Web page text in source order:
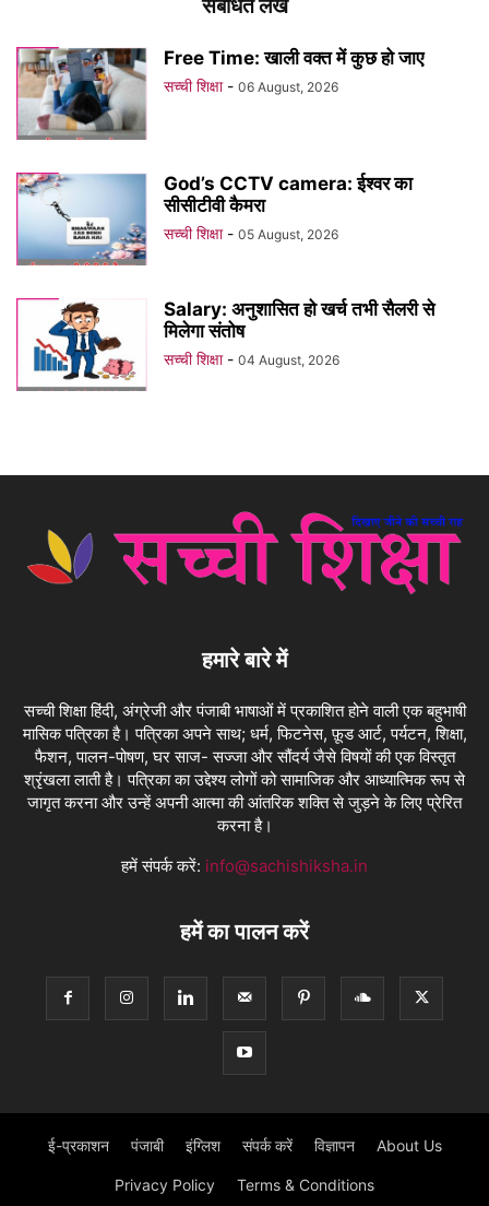
संबंधित लेख
Free Time: खाली वक्त में कुछ हो जाए
सच्ची शिक्षा - 06 August, 2026
God’s CCTV camera: ईश्वर का
सीसीटीवी कैमरा
सच्ची शिक्षा - 05 August, 2026
Salary: अनुशासित हो खर्च तभी सैलरी से
मिलेगा संतोष
सच्ची शिक्षा - 04 August, 2026
हमारे बारे में
सच्ची शिक्षा हिंदी, अंग्रेजी और पंजाबी भाषाओं में प्रकाशित होने वाली एक बहुभाषी
मासिक पत्रिका है। पत्रिका अपने साथ; धर्म, फिटनेस, फ़ूड आर्ट, पर्यटन, शिक्षा,
फैशन, पालन-पोषण, घर साज- सज्जा और सौंदर्य जैसे विषयों की एक विस्तृत
श्रृंखला लाती है। पत्रिका का उद्देश्य लोगों को सामाजिक और आध्यात्मिक रूप से
जागृत करना और उन्हें अपनी आत्मा की आंतरिक शक्ति से जुड़ने के लिए प्रेरित
करना है।
हमें संपर्क करें: info@sachishiksha.in
हमें का पालन करें
ई-प्रकाशन पंजाबी इंग्लिश संपर्क करें विज्ञापन About Us
Privacy Policy Terms & Conditions